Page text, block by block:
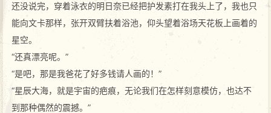
还没说完，穿着泳衣的明日奈已经把护发素打在我头上了，我也只
能向文卡那样，张开双臂扶着浴池，仰头望着浴场天花板上画着的
星空。
“还真漂亮呢。”
“是吧，那是我爸花了好多钱请人画的！”
“星辰大海，就是宇宙的疤痕，无论我们在怎样刻意模仿，也达不
到那种偶然的震撼。”